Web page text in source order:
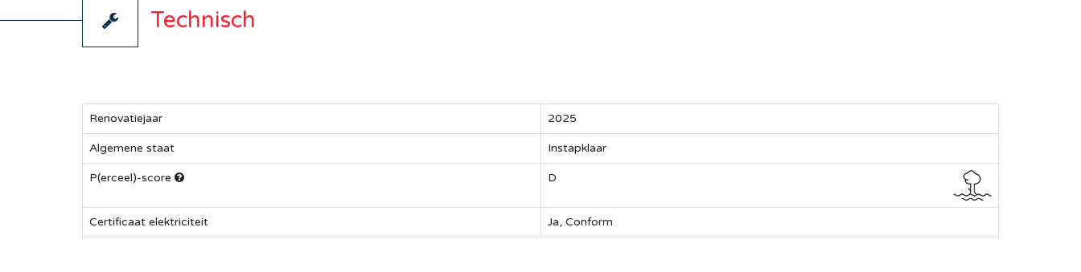
Technisch
Renovatiejaar 2025
Algemene staat Instapklaar
P(erceel)-score D
Certificaat elektriciteit Ja, Conform